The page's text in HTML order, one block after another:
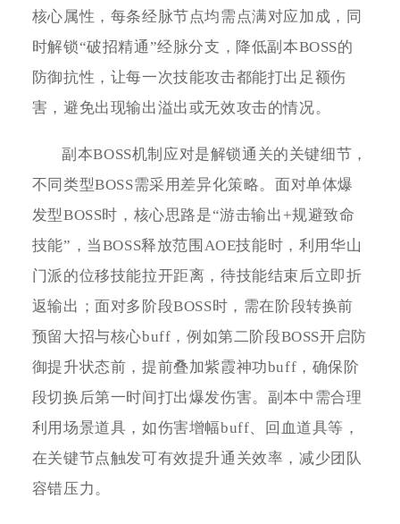
核心属性，每条经脉节点均需点满对应加成，同
时解锁“破招精通”经脉分支，降低副本BOSS的
防御抗性，让每一次技能攻击都能打出足额伤
害，避免出现输出溢出或无效攻击的情况。
副本BOSS机制应对是解锁通关的关键细节，
不同类型BOSS需采用差异化策略。面对单体爆
发型BOSS时，核心思路是“游击输出+规避致命
技能”，当BOSS释放范围AOE技能时，利用华山
门派的位移技能拉开距离，待技能结束后立即折
返输出；面对多阶段BOSS时，需在阶段转换前
预留大招与核心buff，例如第二阶段BOSS开启防
御提升状态前，提前叠加紫霞神功buff，确保阶
段切换后第一时间打出爆发伤害。副本中需合理
利用场景道具，如伤害增幅buff、回血道具等，
在关键节点触发可有效提升通关效率，减少团队
容错压力。